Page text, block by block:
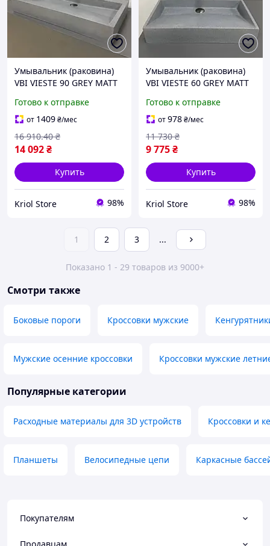
Умывальник (раковина)
VBI VIESTE 90 GREY MATT
Готово к отправке
от 1409₴/мес
14 092₴
16 910.40 ₴
Купить
Kriol Store 98%
Умывальник (раковина)
VBI VIESTE 60 GREY MATT
Готово к отправке
от978₴/мес
9 775₴
11 730 ₴
Купить
Kriol Store 98%
1 2 3 ...
Показано 1 - 29 товаров из 9000+
Смотри также
Боковые пороги Кроссовки мужские
Мужские осенние кроссовки Кроссовки мужские
Популярные категории
Расходные материалы для 3D устройств Кроссовки и
Планшеты Велосипедные цепи Каркасные
Покупателям